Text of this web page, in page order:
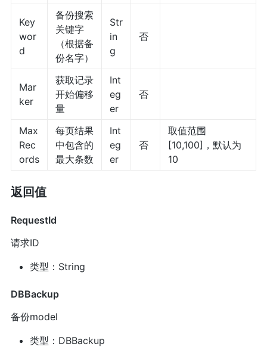
Key
wor
d
备份搜索
关键字
（根据备
份名字）
Str
in
g
否
Mar
ker
获取记录
开始偏移
量
Int
eg
er
否
Max
Rec
ords
每页结果
中包含的
最大条数
Int
eg
er
否
取值范围
[10,100]，默认为
10
返回值
RequestId
请求ID
类型：String
DBBackup
备份model
类型：DBBackup